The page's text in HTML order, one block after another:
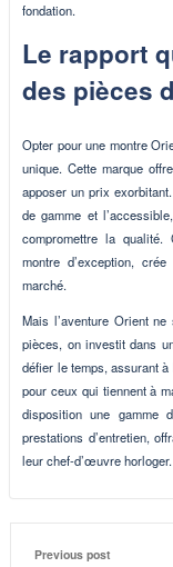
fondation.
Le rapport
des pièces
Opter pour une montre
unique. Cette marque
apposer un prix
de gamme et
compromettre la qualité.
montre d’exception,
marché.
Mais l’aventure Orient ne
pièces, on investit dans
défier le temps, assurant
pour ceux qui tiennent à
disposition une gamme
prestations d’entretien,
leur chef-d’œuvre horloger.
Previous post